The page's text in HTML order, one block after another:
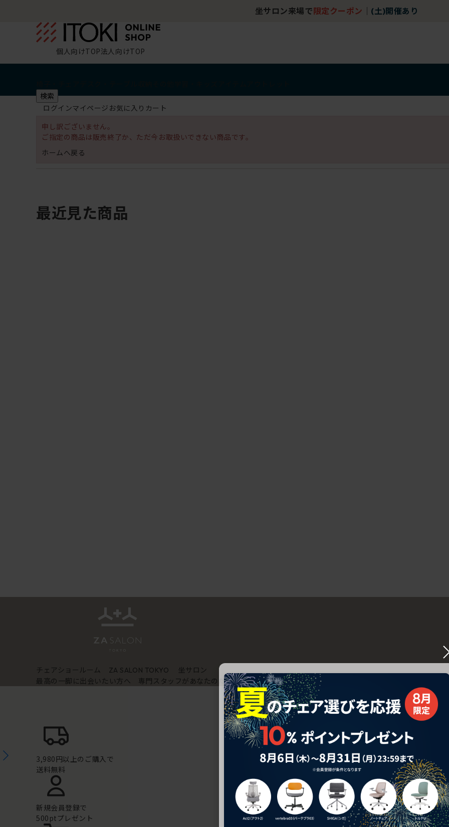
坐サロン来場で 限定クーポン (土)開催あり
個人向けTOP法人向けTOP
検索
ログインマイページ お気に入り カート
申し訳ございません。
ご指定の商品は販売終了か、ただ今お取扱いできない商品です。
ホームへ戻る
最近見た商品
チェアショールーム ZA SALON TOKYO
坐サロン
最高の一脚に出会いたい方へ 専門スタッフがあなたのための椅子選びをサポートいたします。
3,980円以上のご購入で
送料無料
新規会員登録で
500ptプレゼント